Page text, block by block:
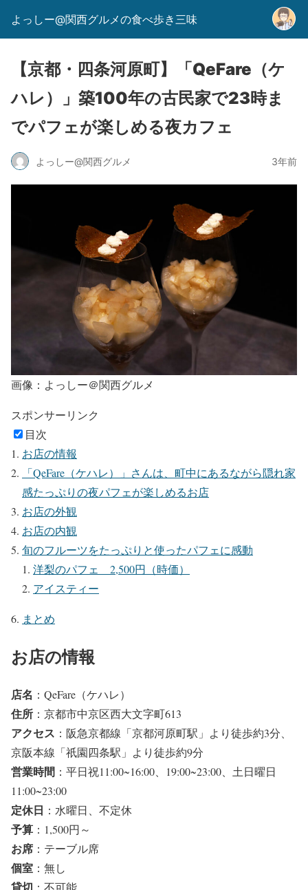
よっしー@関西グルメの食べ歩き三味
【京都・四条河原町】「QeFare（ケ
ハレ）」築100年の古民家で23時ま
でパフェが楽しめる夜カフェ
よっしー@関西グルメ 3年前
画像：よっしー＠関西グルメ
スポンサーリンク
目次
お店の情報
「QeFare（ケハレ）」さんは、町中にあるながら隠れ家
感たっぷりの夜パフェが楽しめるお店
お店の外観
お店の内観
旬のフルーツをたっぷりと使ったパフェに感動
洋梨のパフェ 2,500円（時価）
アイスティー
まとめ
お店の情報
店名 ：QeFare（ケハレ）
住所 ：京都市中京区西大文字町613
アクセス ：阪急京都線「京都河原町駅」より徒歩約3分、
京阪本線「祇園四条駅」より徒歩約9分
営業時間 ：平日祝11:00~16:00、19:00~23:00、土日曜日
11:00~23:00
定休日 ：水曜日、不定休
予算 ：1,500円～
お席 ：テーブル席
個室 ：無し
：不可能